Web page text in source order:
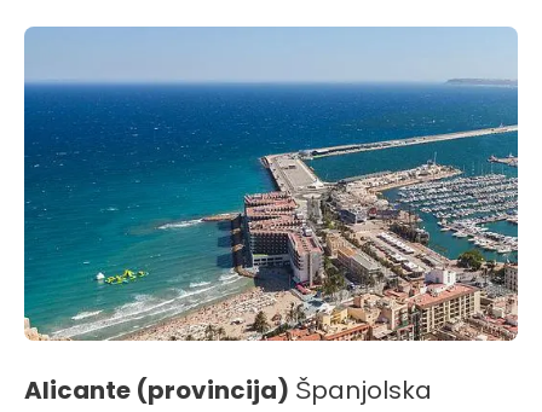
Alicante (provincija) Španjolska